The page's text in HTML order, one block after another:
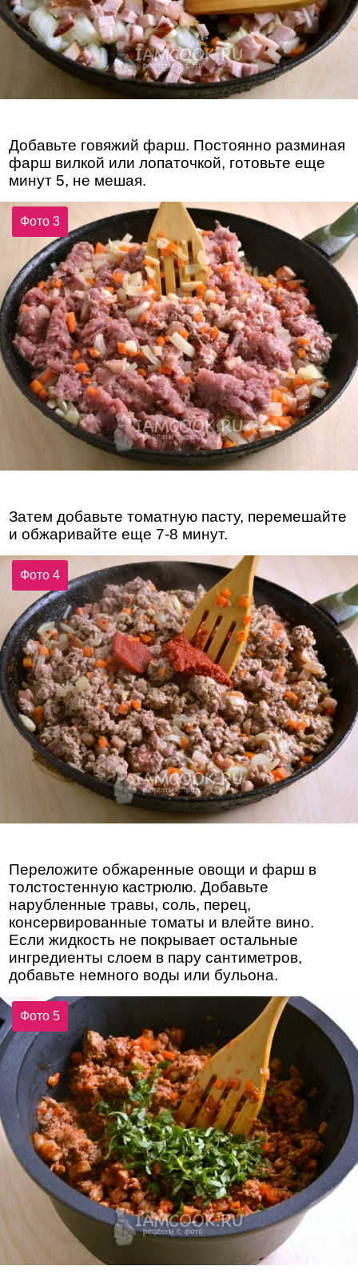
Добавьте говяжий фарш. Постоянно разминая
фарш вилкой или лопаточкой, готовьте еще
минут 5, не мешая.
Фото 3
Затем добавьте томатную пасту, перемешайте
и обжаривайте еще 7-8 минут.
Фото 4
Переложите обжаренные овощи и фарш в
толстостенную кастрюлю. Добавьте
нарубленные травы, соль, перец,
консервированные томаты и влейте вино.
Если жидкость не покрывает остальные
ингредиенты слоем в пару сантиметров,
добавьте немного воды или бульона.
Фото 5